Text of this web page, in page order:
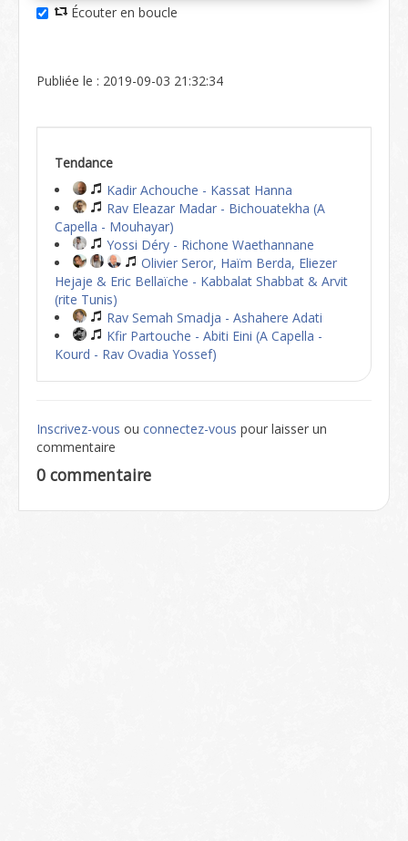
Écouter en boucle
Publiée le : 2019-09-03 21:32:34
Tendance
Kadir Achouche - Kassat Hanna
Rav Eleazar Madar - Bichouatekha (A
Capella - Mouhayar)
Yossi Déry - Richone Waethannane
Olivier Seror, Haïm Berda, Eliezer
Hejaje & Eric Bellaïche - Kabbalat Shabbat & Arvit
(rite Tunis)
Rav Semah Smadja - Ashahere Adati
Kfir Partouche - Abiti Eini (A Capella -
Kourd - Rav Ovadia Yossef)
Inscrivez-vous ou connectez-vous pour laisser un
commentaire
0 commentaire